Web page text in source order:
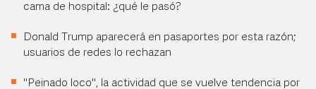
cama de hospital: ¿qué le pasó?
Donald Trump aparecerá en pasaportes por esta razón;
usuarios de redes lo rechazan
"Peinado loco", la actividad que se vuelve tendencia por